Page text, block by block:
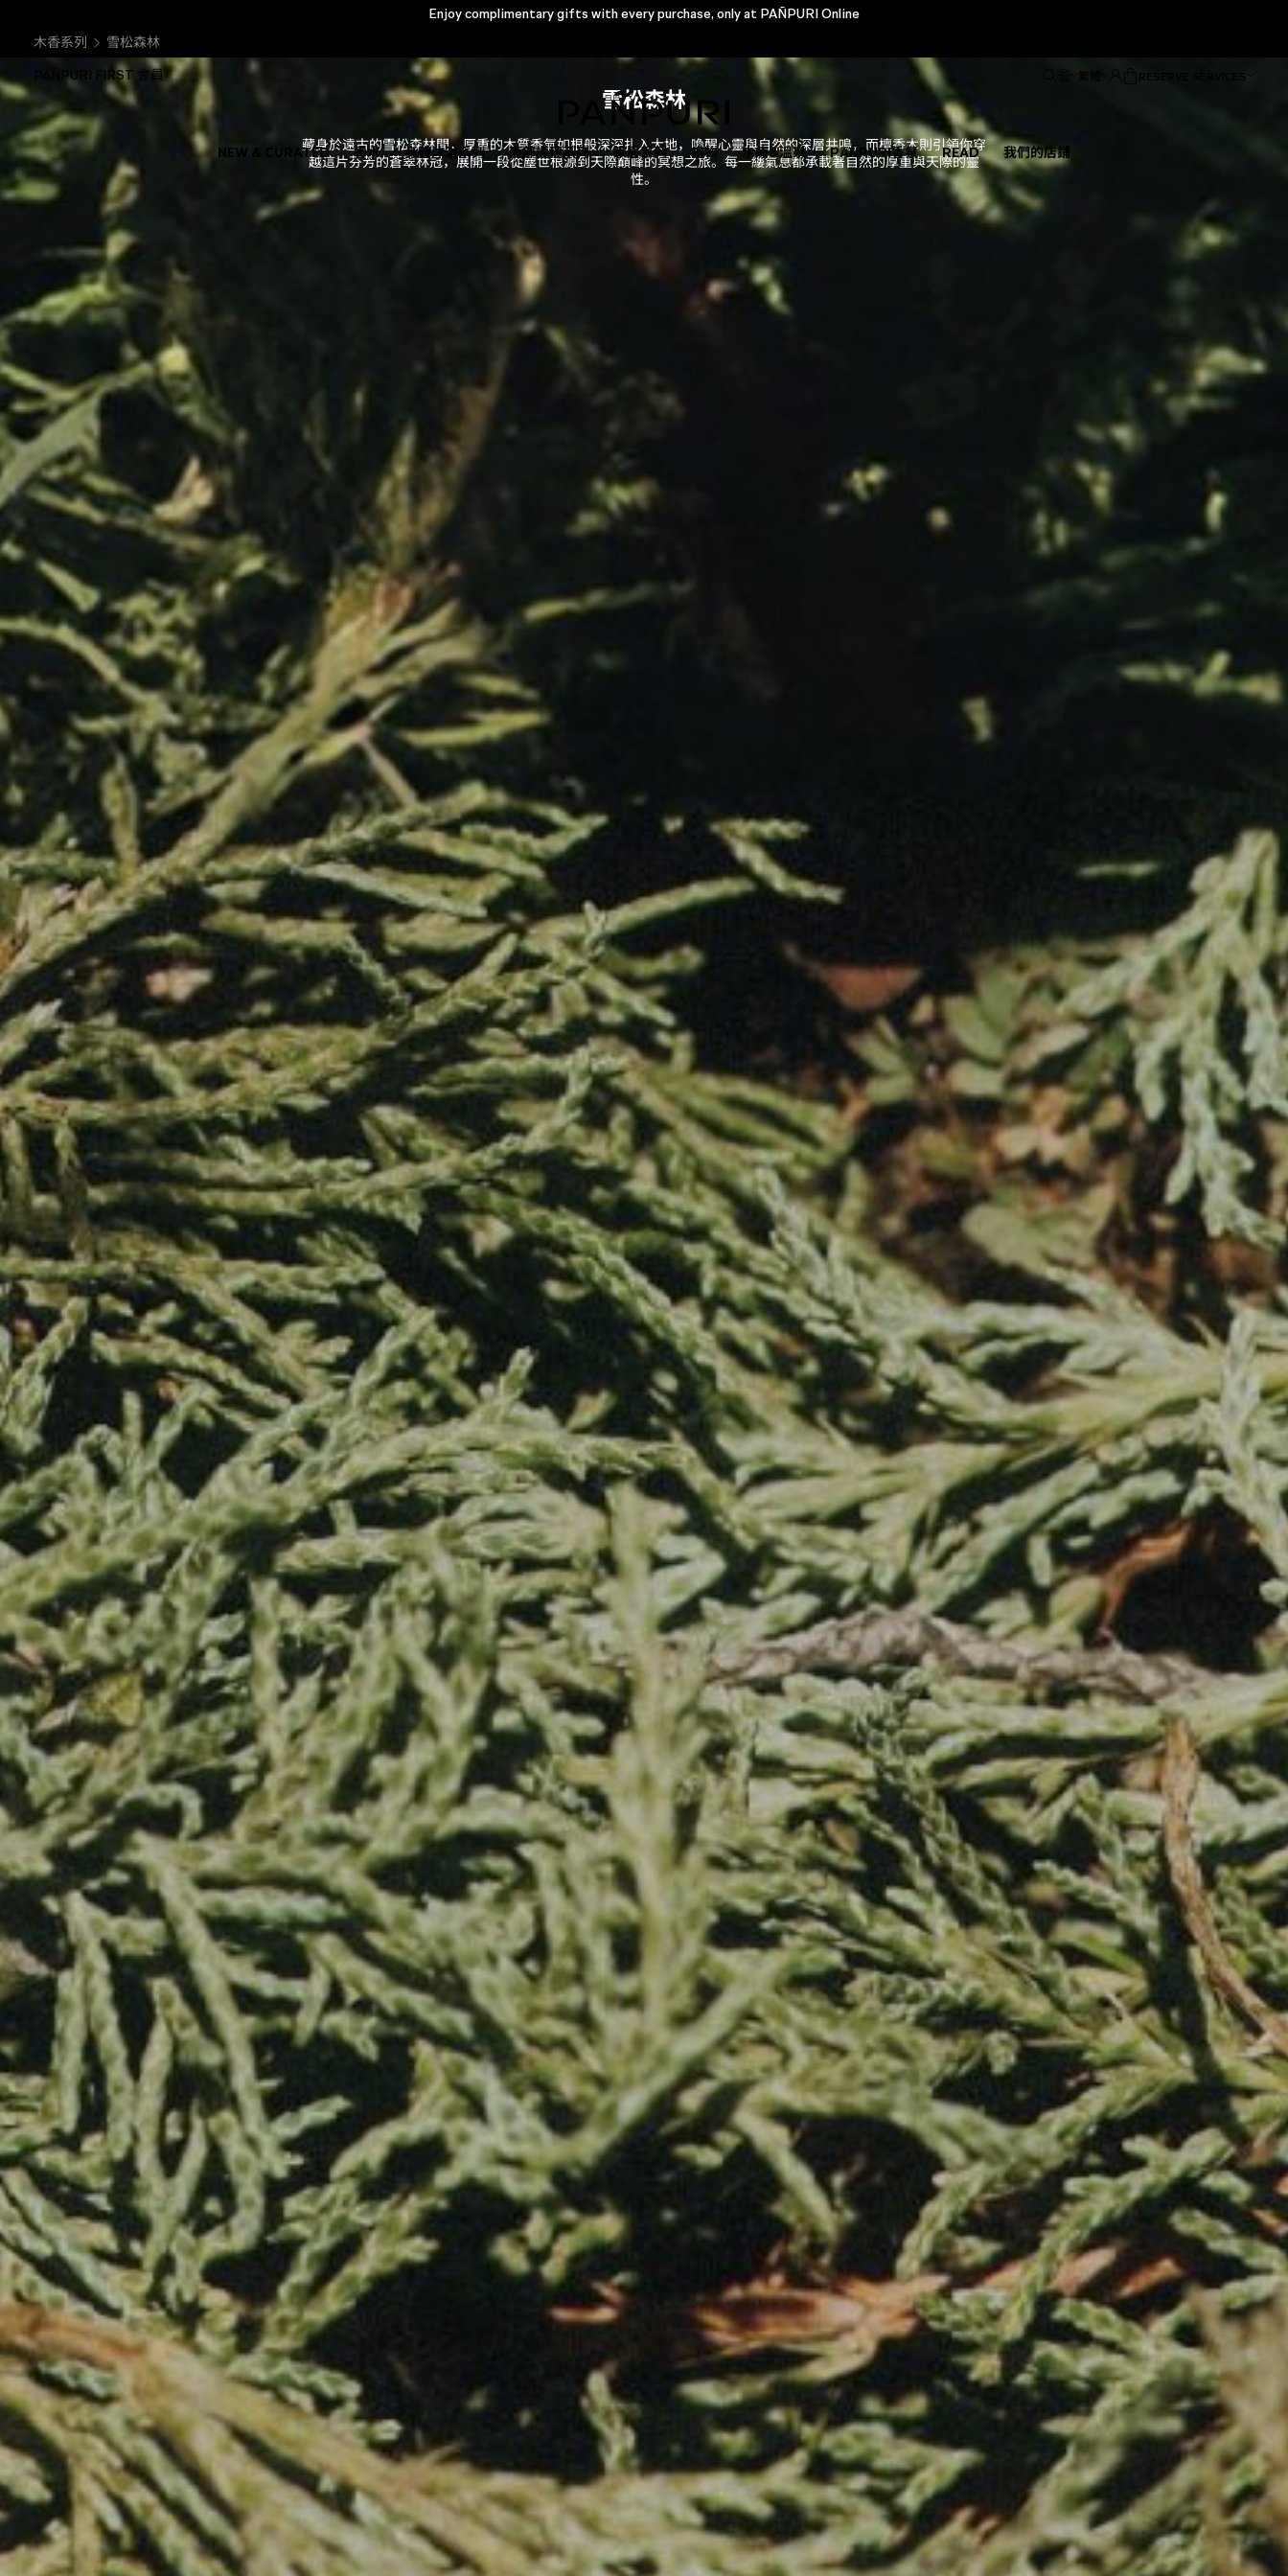
Enjoy complimentary gifts with every purchase, only at PAÑPURI Online
Check the validity of your e-voucher Click
木香系列
雪松森林
PAÑPURI FIRST 會員
繁體 RESERVE SERVICES
NEW & CURATED 香水 身體沐浴系列 面部護理系列 家居系列 禮物 水療&溫泉 PAÑPURI香氛 READ 我們的店鋪
雪松森林
藏身於遠古的雪松森林間，厚重的木質香氣如根般深深扎入大地，喚醒心靈與自然的深層共鳴，而檀香木則引領你穿
越這片芬芳的蒼翠林冠，展開一段從塵世根源到天際巔峰的冥想之旅。每一縷氣息都承載著自然的厚重與天際的靈
性。